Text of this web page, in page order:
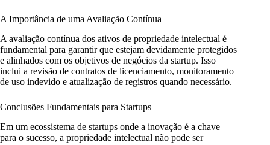
A Importância de uma Avaliação Contínua
A avaliação contínua dos ativos de propriedade intelectual é
fundamental para garantir que estejam devidamente protegidos
e alinhados com os objetivos de negócios da startup. Isso
inclui a revisão de contratos de licenciamento, monitoramento
de uso indevido e atualização de registros quando necessário.
Conclusões Fundamentais para Startups
Em um ecossistema de startups onde a inovação é a chave
para o sucesso, a propriedade intelectual não pode ser